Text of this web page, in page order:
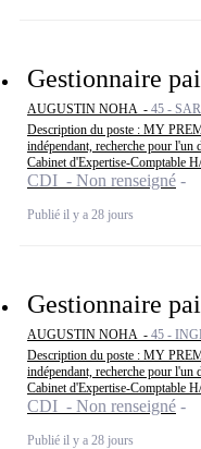
Gestionnaire
AUGUSTIN NOHA - 45 -
Description du poste : MY
indépendant, recherche pour l'un
Cabinet d'Expertise-Comptable
CDI - Non renseigné
Publié il y a 28 jours
Gestionnaire
AUGUSTIN NOHA - 45 -
Description du poste : MY
indépendant, recherche pour l'un
Cabinet d'Expertise-Comptable
CDI - Non renseigné
Publié il y a 28 jours